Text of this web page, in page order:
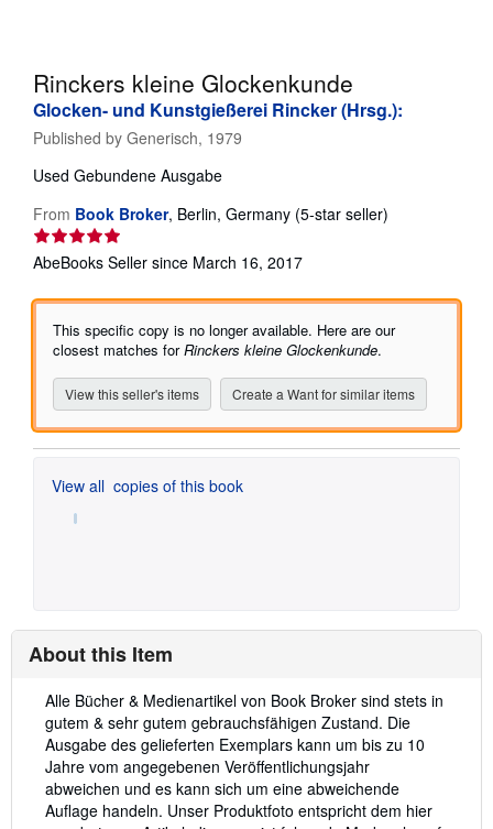
Rinckers kleine Glockenkunde
Glocken- und Kunstgießerei Rincker (Hrsg.):
Published by Generisch, 1979
Used Gebundene Ausgabe
From Book Broker, Berlin, Germany (5-star seller)
of
AbeBooks Seller since March 16, 2017
This specific copy is no longer available. Here are our
closest matches forRinckers kleine Glockenkunde.
View this seller's items Create a Want for similar items
View all copies of this book
About this Item
Description:
Alle Bücher & Medienartikel von Book Broker sind stets in
gutem & sehr gutem gebrauchsfähigen Zustand. Die
Ausgabe des gelieferten Exemplars kann um bis zu 10
Jahre vom angegebenen Veröffentlichungsjahr
abweichen und es kann sich um eine abweichende
Auflage handeln. Unser Produktfoto entspricht dem hier